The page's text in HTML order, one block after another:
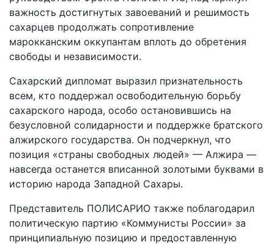
важность достигнутых завоеваний и решимость
сахарцев продолжать сопротивление
марокканским оккупантам вплоть до обретения
свободы и независимости.
Сахарский дипломат выразил признательность
всем, кто поддержал освободительную борьбу
сахарского народа, особо остановившись на
безусловной солидарности и поддержке братского
алжирского государства. Он подчеркнул, что
позиция «страны свободных людей» — Алжира —
навсегда останется вписанной золотыми буквами в
историю народа Западной Сахары.
Представитель ПОЛИСАРИО также поблагодарил
политическую партию «Коммунисты России» за
принципиальную позицию и предоставленную